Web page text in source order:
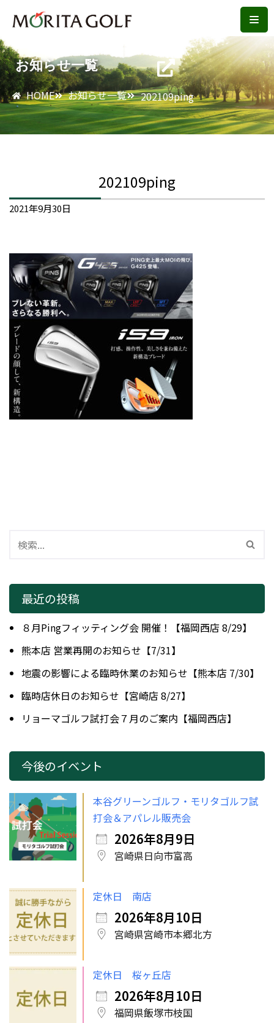
ン
テ
ン
ツ
へ
ス
お知らせ一覧
HOME お知らせ一覧 202109ping
202109ping
2021年9月30日
最近の投稿
８月Pingフィッティング会 開催！【福岡西店 8/29】
熊本店 営業再開のお知らせ【7/31】
地震の影響による臨時休業のお知らせ【熊本店 7/30】
臨時店休日のお知らせ【宮崎店 8/27】
リョーマゴルフ試打会７月のご案内【福岡西店】
今後のイベント
本谷グリーンゴルフ・モリタゴルフ試
打会＆アパレル販売会
2026年8月9日
宮崎県日向市富高
定休日 南店
2026年8月10日
宮崎県宮崎市本郷北方
定休日 桜ヶ丘店
2026年8月10日
福岡県飯塚市枝国